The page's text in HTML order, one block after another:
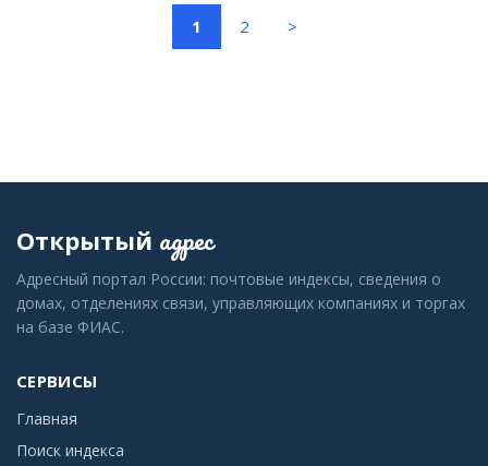
1 (current)
2 >
Открытый адрес
Адресный портал России: почтовые индексы, сведения о
домах, отделениях связи, управляющих компаниях и торгах
на базе ФИАС.
СЕРВИСЫ
Главная
Поиск индекса